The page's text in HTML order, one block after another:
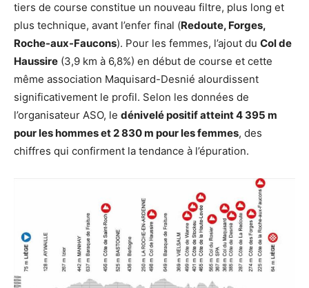
tiers de course constitue un nouveau filtre, plus long et
plus technique, avant l’enfer final (Redoute, Forges,
Roche-aux-Faucons). Pour les femmes, l’ajout du Col de
Haussire (3,9 km à 6,8%) en début de course et cette
même association Maquisard-Desnié alourdissent
significativement le profil. Selon les données de
l’organisateur ASO, le dénivelé positif atteint 4 395 m
pour les hommes et 2 830 m pour les femmes, des
chiffres qui confirment la tendance à l’épuration.